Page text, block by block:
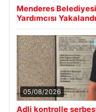
Menderes
Yardımcısı Yakalandı
05/08/2026
Adli kontrolle serbest